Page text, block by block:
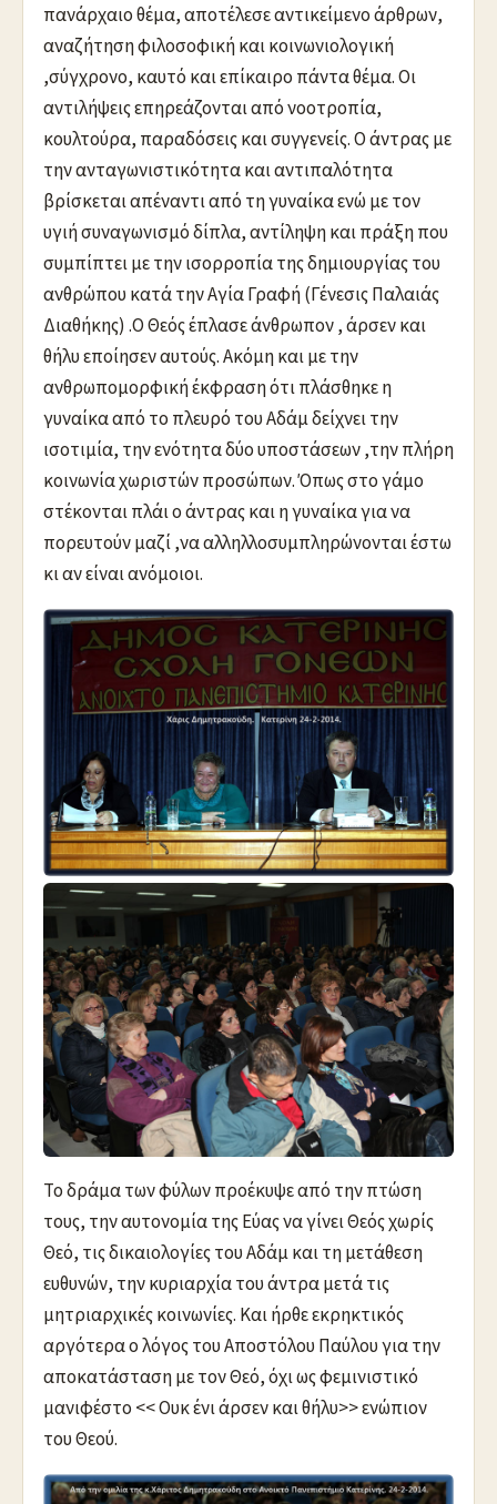
πανάρχαιο θέμα, αποτέλεσε αντικείμενο άρθρων,
αναζήτηση φιλοσοφική και κοινωνιολογική
,σύγχρονο, καυτό και επίκαιρο πάντα θέμα. Οι
αντιλήψεις επηρεάζονται από νοοτροπία,
κουλτούρα, παραδόσεις και συγγενείς. Ο άντρας με
την ανταγωνιστικότητα και αντιπαλότητα
βρίσκεται απέναντι από τη γυναίκα ενώ με τον
υγιή συναγωνισμό δίπλα, αντίληψη και πράξη που
συμπίπτει με την ισορροπία της δημιουργίας του
ανθρώπου κατά την Αγία Γραφή (Γένεσις Παλαιάς
Διαθήκης) .Ο Θεός έπλασε άνθρωπον , άρσεν και
θήλυ εποίησεν αυτούς. Ακόμη και με την
ανθρωπομορφική έκφραση ότι πλάσθηκε η
γυναίκα από το πλευρό του Αδάμ δείχνει την
ισοτιμία, την ενότητα δύο υποστάσεων ,την πλήρη
κοινωνία χωριστών προσώπων. Όπως στο γάμο
στέκονται πλάι ο άντρας και η γυναίκα για να
πορευτούν μαζί ,να αλληλλοσυμπληρώνονται έστω
κι αν είναι ανόμοιοι.
Το δράμα των φύλων προέκυψε από την πτώση
τους, την αυτονομία της Εύας να γίνει Θεός χωρίς
Θεό, τις δικαιολογίες του Αδάμ και τη μετάθεση
ευθυνών, την κυριαρχία του άντρα μετά τις
μητριαρχικές κοινωνίες. Και ήρθε εκρηκτικός
αργότερα ο λόγος του Αποστόλου Παύλου για την
αποκατάσταση με τον Θεό, όχι ως φεμινιστικό
μανιφέστο << Ουκ ένι άρσεν και θήλυ>> ενώπιον
του Θεού.